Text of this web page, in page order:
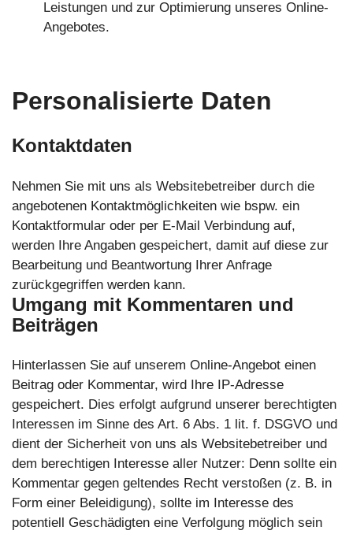
Leistungen und zur Optimierung unseres Online-
Angebotes.
Personalisierte Daten
Kontaktdaten
Nehmen Sie mit uns als Websitebetreiber durch die
angebotenen Kontaktmöglichkeiten wie bspw. ein
Kontaktformular oder per E-Mail Verbindung auf,
werden Ihre Angaben gespeichert, damit auf diese zur
Bearbeitung und Beantwortung Ihrer Anfrage
zurückgegriffen werden kann.
Umgang mit Kommentaren und
Beiträgen
Hinterlassen Sie auf unserem Online-Angebot einen
Beitrag oder Kommentar, wird Ihre IP-Adresse
gespeichert. Dies erfolgt aufgrund unserer berechtigten
Interessen im Sinne des Art. 6 Abs. 1 lit. f. DSGVO und
dient der Sicherheit von uns als Websitebetreiber und
dem berechtigen Interesse aller Nutzer: Denn sollte ein
Kommentar gegen geltendes Recht verstoßen (z. B. in
Form einer Beleidigung), sollte im Interesse des
potentiell Geschädigten eine Verfolgung möglich sein